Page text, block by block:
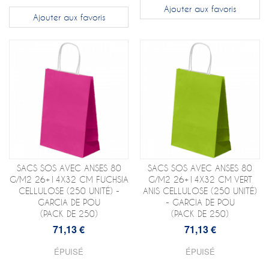
Ajouter aux favoris
Ajouter aux favoris
SACS SOS AVEC ANSES 80
G/M2 26+14X32 CM FUCHSIA
CELLULOSE (250 UNITÉ) -
GARCIA DE POU
(PACK DE 250)
71,13 €
ÉPUISÉ
SACS SOS AVEC ANSES 80
G/M2 26+14X32 CM VERT
ANIS CELLULOSE (250 UNITÉ)
- GARCIA DE POU
(PACK DE 250)
71,13 €
ÉPUISÉ